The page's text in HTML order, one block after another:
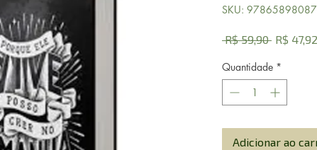
SKU:
R$ 59,90 Preço
R$ 47,92
Quantidade *
Adicionar ao